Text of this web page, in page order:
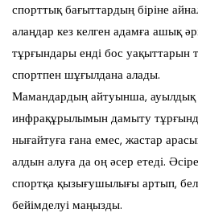
спорттық бағыттардың біріне
алаңдар кез келген адамға ашық
тұрғындары енді бос уақыттарын
спортпен шұғылдана алады.
Мамандардың айтуынша, ауылдық
инфрақұрылымын дамыту
нығайтуға ғана емес, жастар
алдын алуға да оң әсер етеді.
спортқа қызығушылығы артып,
бейімделуі маңызды.